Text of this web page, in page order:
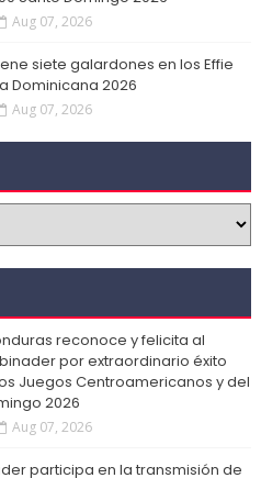
Aug 07, 2026
siete galardones en los Effie
Dominicana 2026
Aug 07, 2026
reconoce y felicita al
por extraordinario éxito
Juegos Centroamericanos y del
2026
Aug 07, 2026
participa en la transmisión de